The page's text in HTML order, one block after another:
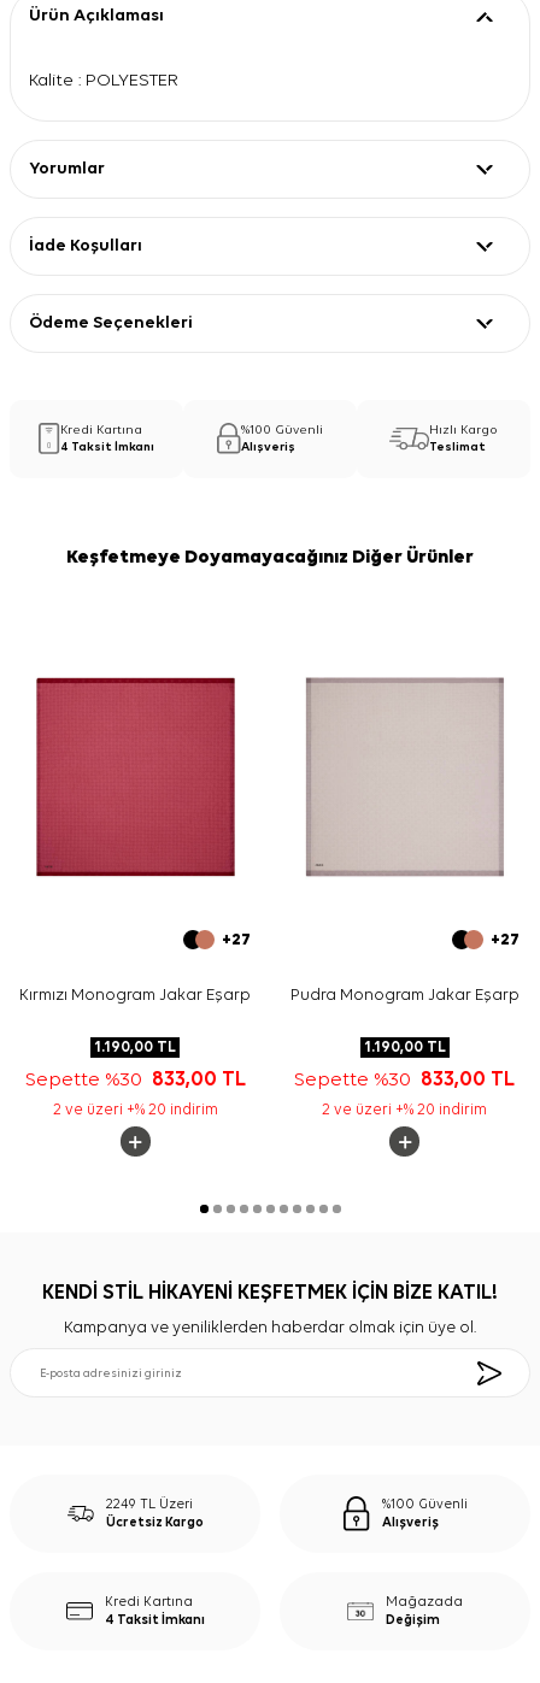
Ürün Açıklaması
Kalite : POLYESTER
Yorumlar
İade Koşulları
Ödeme Seçenekleri
Kredi Kartına
4 Taksit İmkanı
%100 Güvenli
Alışveriş
Hızlı Kargo
Teslimat
Keşfetmeye Doyamayacağınız Diğer Ürünler
+27
Kırmızı Monogram Jakar Eşarp
1.190,00 TL
Sepette %30 833,00 TL
2 ve üzeri +% 20 indirim
+27
Pudra Monogram Jakar Eşarp
1.190,00TL
Sepette %30 833,00 TL
2 ve üzeri +% 20 indirim
KENDİ STİL HİKAYENİ KEŞFETMEK İÇİN BİZE KATIL!
Kampanya ve yeniliklerden haberdar olmak için üye ol.
2249 TL Üzeri
Ücretsiz Kargo
%100 Güvenli
Alışveriş
Kredi Kartına
4 Taksit İmkanı
Mağazada
Değişim